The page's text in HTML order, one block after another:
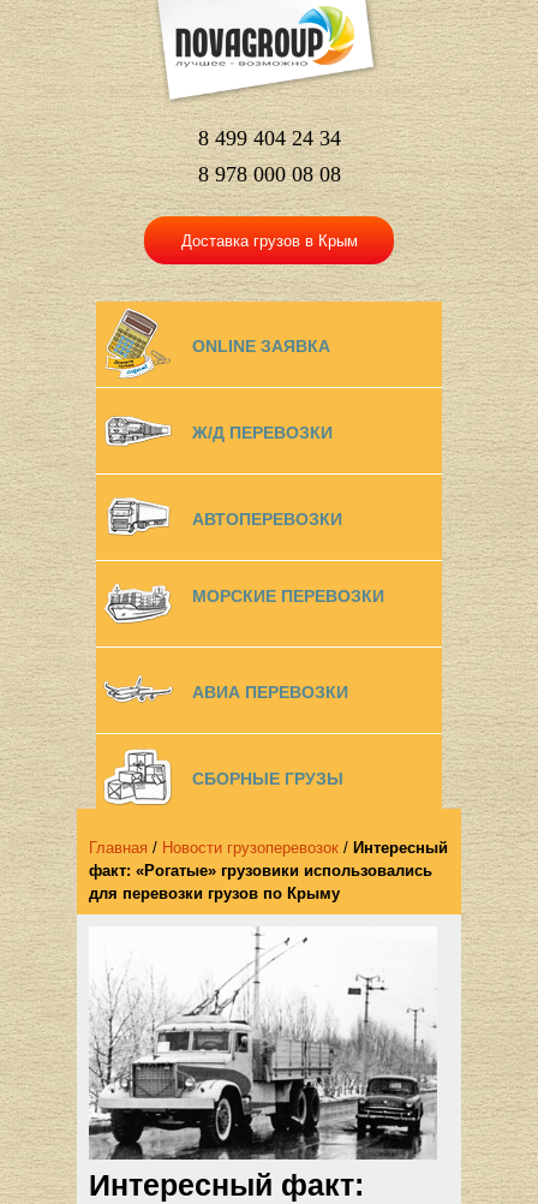
8 499 404 24 34
8 978 000 08 08
Доставка грузов в Крым
ONLINE ЗАЯВКА
Ж/Д ПЕРЕВОЗКИ
АВТОПЕРЕВОЗКИ
МОРСКИЕ ПЕРЕВОЗКИ
АВИА ПЕРЕВОЗКИ
СБОРНЫЕ ГРУЗЫ
Главная / Новости грузоперевозок / Интересный
факт: «Рогатые» грузовики использовались
для перевозки грузов по Крыму
Интересный факт: